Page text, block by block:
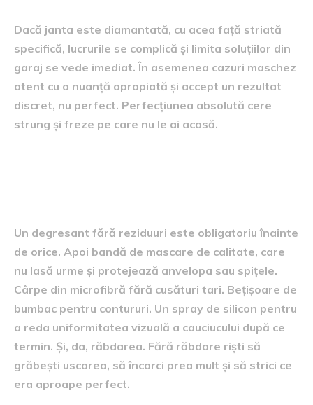
Dacă janta este diamantată, cu acea față striată
specifică, lucrurile se complică și limita soluțiilor din
garaj se vede imediat. În asemenea cazuri maschez
atent cu o nuanță apropiată și accept un rezultat
discret, nu perfect. Perfecțiunea absolută cere
strung și freze pe care nu le ai acasă.
Un degresant fără reziduuri este obligatoriu înainte
de orice. Apoi bandă de mascare de calitate, care
nu lasă urme și protejează anvelopa sau spițele.
Cârpe din microfibră fără cusături tari. Bețișoare de
bumbac pentru contururi. Un spray de silicon pentru
a reda uniformitatea vizuală a cauciucului după ce
termin. Și, da, răbdarea. Fără răbdare riști să
grăbești uscarea, să încarci prea mult și să strici ce
era aproape perfect.